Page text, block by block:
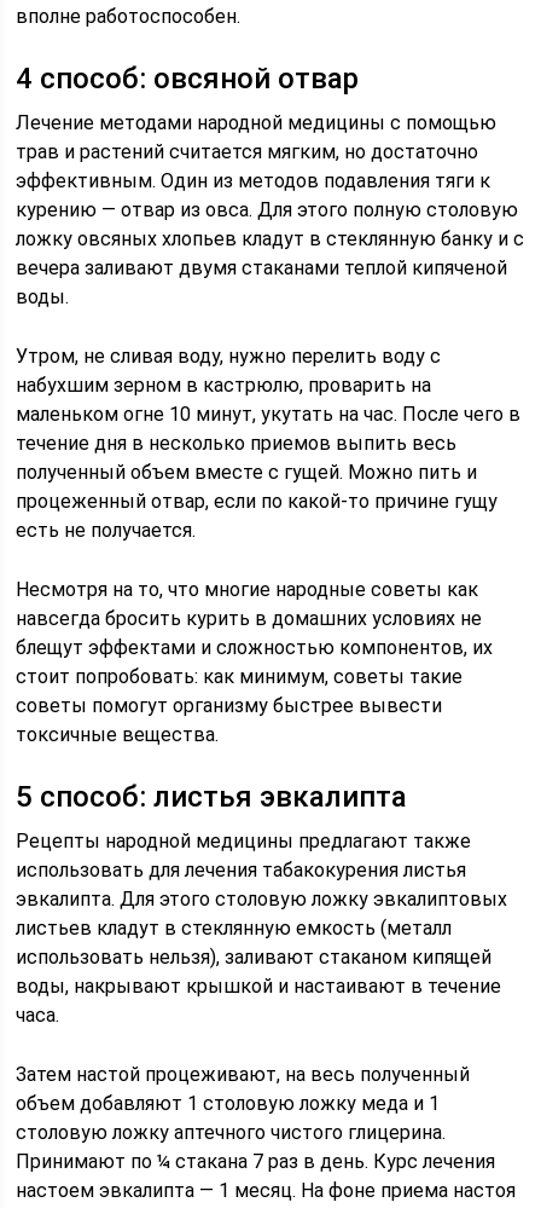
вполне работоспособен.
4 способ: овсяной отвар
Лечение методами народной медицины с помощью
трав и растений считается мягким, но достаточно
эффективным. Один из методов подавления тяги к
курению — отвар из овса. Для этого полную столовую
ложку овсяных хлопьев кладут в стеклянную банку и с
вечера заливают двумя стаканами теплой кипяченой
воды.
Утром, не сливая воду, нужно перелить воду с
набухшим зерном в кастрюлю, проварить на
маленьком огне 10 минут, укутать на час. После чего в
течение дня в несколько приемов выпить весь
полученный объем вместе с гущей. Можно пить и
процеженный отвар, если по какой-то причине гущу
есть не получается.
Несмотря на то, что многие народные советы как
навсегда бросить курить в домашних условиях не
блещут эффектами и сложностью компонентов, их
стоит попробовать: как минимум, советы такие
советы помогут организму быстрее вывести
токсичные вещества.
5 способ: листья эвкалипта
Рецепты народной медицины предлагают также
использовать для лечения табакокурения листья
эвкалипта. Для этого столовую ложку эвкалиптовых
листьев кладут в стеклянную емкость (металл
использовать нельзя), заливают стаканом кипящей
воды, накрывают крышкой и настаивают в течение
часа.
Затем настой процеживают, на весь полученный
объем добавляют 1 столовую ложку меда и 1
столовую ложку аптечного чистого глицерина.
Принимают по ¼ стакана 7 раз в день. Курс лечения
настоем эвкалипта — 1 месяц. На фоне приема настоя